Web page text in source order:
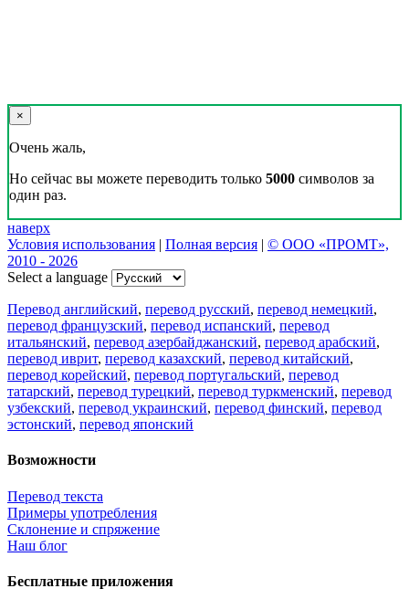
Цифровая эволюция перевода: как вузам бесплатно получить
CAT-систему PROMT Translation Factory
18 февраля 2026 года прошел очередной вебинар,
посвященный Академической программе компании PROMT
для представителей высших учебных заведений. Вебинар
провела Наталья Железняк, руководитель лингвистич
01.03.2026
Поделиться переводом
×
идет загрузка...